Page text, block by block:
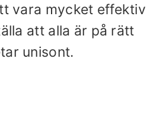
vara mycket effektiv
att alla är på rätt
unisont.